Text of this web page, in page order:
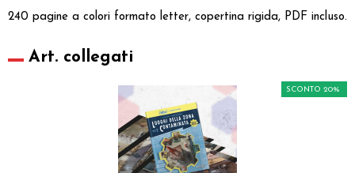
240 pagine a colori formato letter, copertina rigida, PDF incluso.
Art. collegati
SCONTO 20%